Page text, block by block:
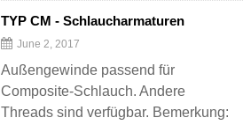
TYP CM - Schlaucharmaturen
June 2, 2017
Außengewinde passend für
Composite-Schlauch. Andere
Threads sind verfügbar. Bemerkung: